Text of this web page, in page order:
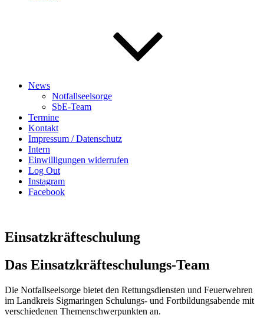
News
Notfallseelsorge
SbE-Team
Termine
Kontakt
Impressum / Datenschutz
Intern
Einwilligungen widerrufen
Log Out
Instagram
Facebook
Einsatzkräfteschulung
Das Einsatzkräfteschulungs-Team
Die Notfallseelsorge bietet den Rettungsdiensten und Feuerwehren
im Landkreis Sigmaringen Schulungs- und Fortbildungsabende mit
verschiedenen Themenschwerpunkten an.